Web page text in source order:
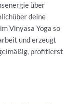
über
deine
Vinyasa Yoga so
und erzeugt
profitierst